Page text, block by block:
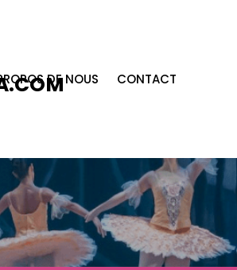
DE NOUS CONTACT